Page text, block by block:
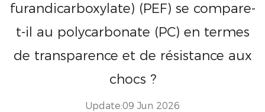
furandicarboxylate) (PEF) se compare-
t-il au polycarbonate (PC) en termes
de transparence et de résistance aux
chocs ?
Update:09 Jun 2026